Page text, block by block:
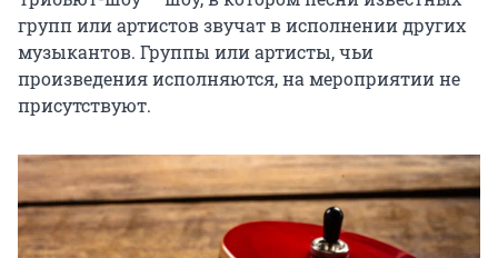
групп или артистов звучат в исполнении других
музыкантов. Группы или артисты, чьи
произведения исполняются, на мероприятии не
присутствуют.